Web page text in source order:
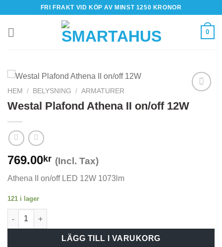
content
FRI FRAKT VID KÖP AV MINST 1250 KRONOR
0
HEM / BELYSNING / ARMATURER
Westal Plafond Athena II on/off 12W
769.00kr (Incl. Tax)
Athena II on/off LED 12W 1073lm
121 i lager
Westal Plafond Athena II on/off 12W mängd
LÄGG TILL I VARUKORG